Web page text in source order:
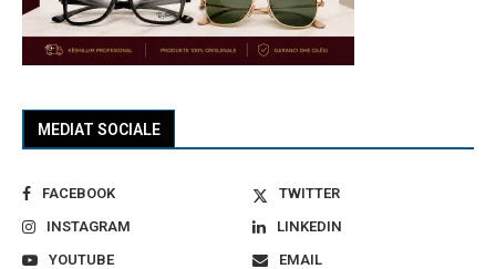
MEDIAT SOCIALE
FACEBOOK
TWITTER
INSTAGRAM
LINKEDIN
YOUTUBE
EMAIL